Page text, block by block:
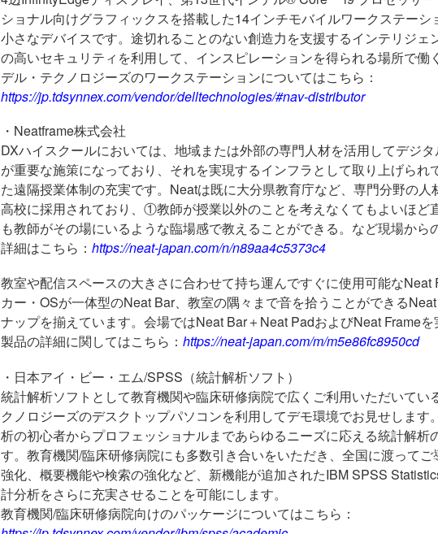
ショナル向けグラフィックスを搭載した14インチモバイルワークステー
小さなデバイスです。途切れることのない創造力を支援するインテリジェ
の高いセキュリティを利用して、インスピレーションを得られる場所で働
デル・テクノロジーズのワークステーションについてはこちら：
https://jp.tdsynnex.com/vendor/delltechnologies/#nav-distributor
・Neatframe株式会社
DXハイスクールにおいては、地域または外部の専門人材を活用してデジ
が重要な施策になっており、それを実現するインフラとして取り上げられ
た遠隔授業体制の充実です。 Neatは既に大分県教育庁など、専門分野の
高校に採用されており、①教師が授業以外のことを考えなくてもよいほ
も教師がその場にいるような臨場感で教えることができる。など現場から
詳細はこちら： https://neat-japan.com/n/n89aa4c5373c4
教室や配信スペースの大きさに合わせて持ち運んですぐに使用可能なNeat
カー・ OSが一体型のNeat Bar、教室の隅々まで音を拾うことができる
ナップを揃えています。会場ではNeat Bar＋Neat PadおよびNeat Frameを
製品の詳細に関してはこちら： https://neat-japan.com/m/m5e86fc8950cd
・日本アイ・ビー・エム/SPSS（統計解析ソフト）
統計解析ソフトとして教育機関や臨床研修病院で広くご利用いただいてい
クノロジーズのデスクトップパソコンを利用してデモ環境でお見せします。
析の初心者からプロフェッショナルまであらゆるニーズに応える統計解析
す。教育機関/臨床研修病院にも多数引き合いをいただき、全国に渡って
強化、概要機能や検索の強化など、新機能が追加されたIBM SPSS
計分析をさらに充実させることを可能にします。
教育機関/臨床研修病院向けのパッケージについてはこちら：